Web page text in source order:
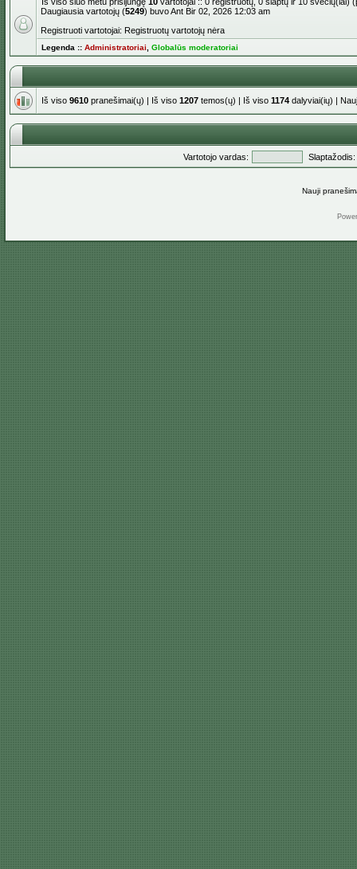
Daugiausia vartotojų (5249) buvo Ant Bir 02, 2026 12:03 am
Registruoti vartotojai: Registruotų vartotojų nėra
Legenda :: Administratoriai Globalūs moderatoriai
Iš viso 9610 pranešimai(ų) | Iš viso 1207 temos(ų) | Iš viso 1174 dalyviai(ių) |
Vartotojo vardas: Slaptažodis:
Nauji